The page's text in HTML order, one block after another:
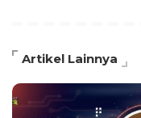
Artikel Lainnya